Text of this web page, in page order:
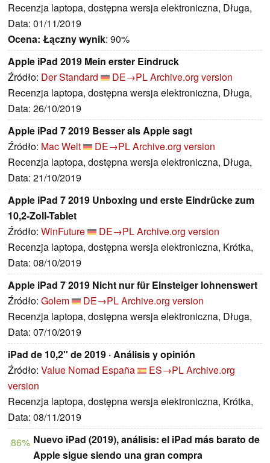
Recenzja laptopa, dostępna wersja elektroniczna, Długa,
Data: 01/11/2019
Ocena: Łączny wynik: 90%
Apple iPad 2019 Mein erster Eindruck
Źródło: Der Standard DE→PLArchive.org version
Recenzja laptopa, dostępna wersja elektroniczna, Długa,
Data: 26/10/2019
Apple iPad 7 2019 Besser als Apple sagt
Źródło: Mac Welt DE→PLArchive.org version
Recenzja laptopa, dostępna wersja elektroniczna, Długa,
Data: 21/10/2019
Apple iPad 7 2019 Unboxing und erste Eindrücke zum
10,2-Zoll-Tablet
Źródło: WinFuture DE→PLArchive.org version
Recenzja laptopa, dostępna wersja elektroniczna, Krótka,
Data: 08/10/2019
Apple iPad 7 2019 Nicht nur für Einsteiger lohnenswert
Źródło: Golem DE→PLArchive.org version
Recenzja laptopa, dostępna wersja elektroniczna, Długa,
Data: 07/10/2019
iPad de 10,2'' de 2019 · Análisis y opinión
Źródło: Value Nomad España ES→PLArchive.org
version
Recenzja laptopa, dostępna wersja elektroniczna, Krótka,
Data: 08/11/2019
86% Nuevo iPad (2019), análisis: el iPad más barato de
Apple sigue siendo una gran compra